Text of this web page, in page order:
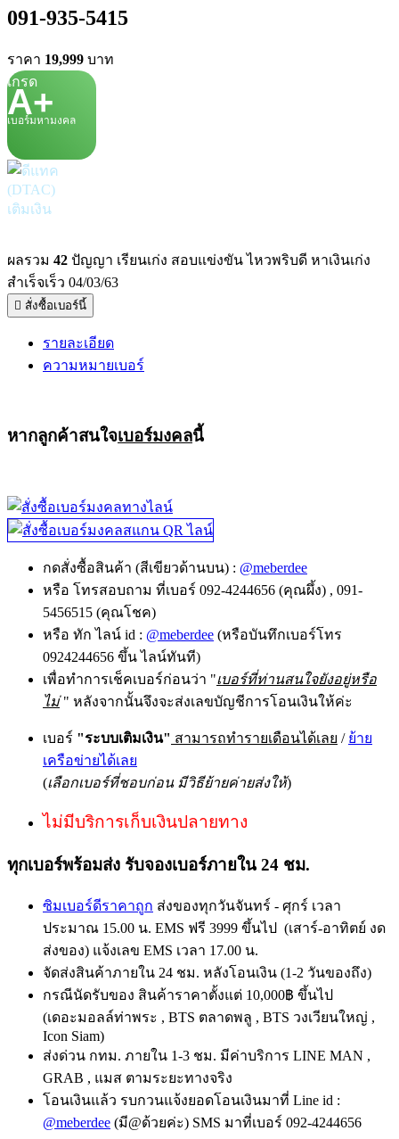
091-935-5415
ราคา 19,999 บาท
เกรด
A+
เบอร์มหามงคล
เติมเงิน
ผลรวม 42 ปัญญา เรียนเก่ง สอบแข่งขัน ไหวพริบดี หาเงินเก่ง
สำเร็จเร็ว 04/03/63
สั่งซื้อเบอร์นี้
รายละเอียด
ความหมายเบอร์
หากลูกค้าสนใจเบอร์มงคลนี้
กดสั่งซื้อสินค้า (สีเขียวด้านบน) : @meberdee
หรือ โทรสอบถาม ที่เบอร์ 092-4244656 (คุณผึ้ง) , 091-
5456515 (คุณโชค)
หรือ ทัก ไลน์ id : @meberdee (หรือบันทึกเบอร์โทร
0924244656 ขึ้น ไลน์ทันที)
เพื่อทำการเช็คเบอร์ก่อนว่า "เบอร์ที่ท่านสนใจยังอยู่หรือ
ไม่" หลังจากนั้นจึงจะส่งเลขบัญชีการโอนเงินให้ค่ะ
เบอร์ "ระบบเติมเงิน" สามารถทำรายเดือนได้เลย / ย้าย
เครือข่ายได้เลย
(เลือกเบอร์ที่ชอบก่อน มีวิธีย้ายค่ายส่งให้)
ไม่มีบริการเก็บเงินปลายทาง
ทุกเบอร์พร้อมส่ง รับจองเบอร์ภายใน 24 ชม.
ซิมเบอร์ดีราคาถูก ส่งของทุกวันจันทร์ - ศุกร์ เวลา
ประมาณ 15.00 น. EMS ฟรี 3999 ขึ้นไป (เสาร์-อาทิตย์ งด
ส่งของ) แจ้งเลข EMS เวลา 17.00 น.
จัดส่งสินค้าภายใน 24 ชม. หลังโอนเงิน (1-2 วันของถึง)
กรณีนัดรับของ สินค้าราคาตั้งแต่ 10,000฿ ขึ้นไป
(เดอะมอลล์ท่าพระ , BTS ตลาดพลู , BTS วงเวียนใหญ่ ,
Icon Siam)
ส่งด่วน กทม. ภายใน 1-3 ชม. มีค่าบริการ LINE MAN ,
GRAB , แมส ตามระยะทางจริง
โอนเงินแล้ว รบกวนแจ้งยอดโอนเงินมาที่ Line id :
@meberdee (มี@ด้วยค่ะ) SMS มาที่เบอร์ 092-4244656